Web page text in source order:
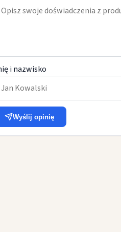
i nazwisko
Wyślij opinię